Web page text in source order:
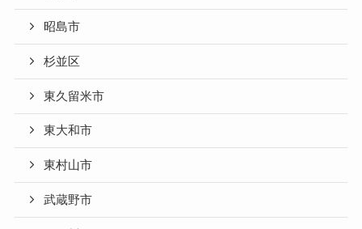
昭島市
杉並区
東久留米市
東大和市
東村山市
武蔵野市